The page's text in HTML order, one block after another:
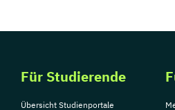
Für Studierende
Übersicht Studienportale